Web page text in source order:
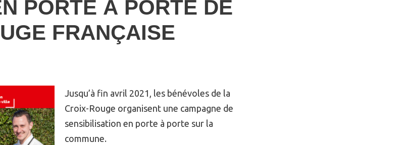
PORTE À PORTE DE
FRANÇAISE
Jusqu’à fin avril 2021, les bénévoles de la
Croix-Rouge organisent une campagne de
sensibilisation en porte à porte sur la
commune.